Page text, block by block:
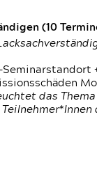
(10
das